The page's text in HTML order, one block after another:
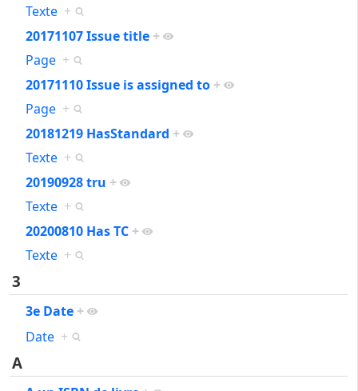
Texte +
20171107 Issue title +
Page +
20171110 Issue is assigned to +
Page +
20181219 HasStandard +
Texte +
20190928 tru +
Texte +
20200810 Has TC +
Texte +
3
3e Date +
Date +
A